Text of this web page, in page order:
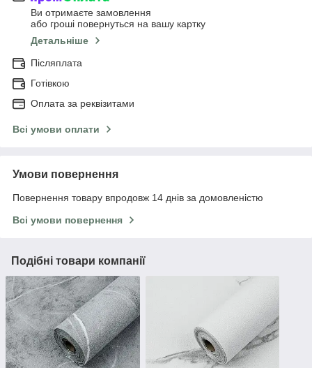
Ви отримаєте замовлення
або гроші повернуться на вашу картку
Детальніше
Післяплата
Готівкою
Оплата за реквізитами
Всі умови оплати
Умови повернення
Повернення товару впродовж 14 днів за домовленістю
Всі умови повернення
Подібні товари компанії